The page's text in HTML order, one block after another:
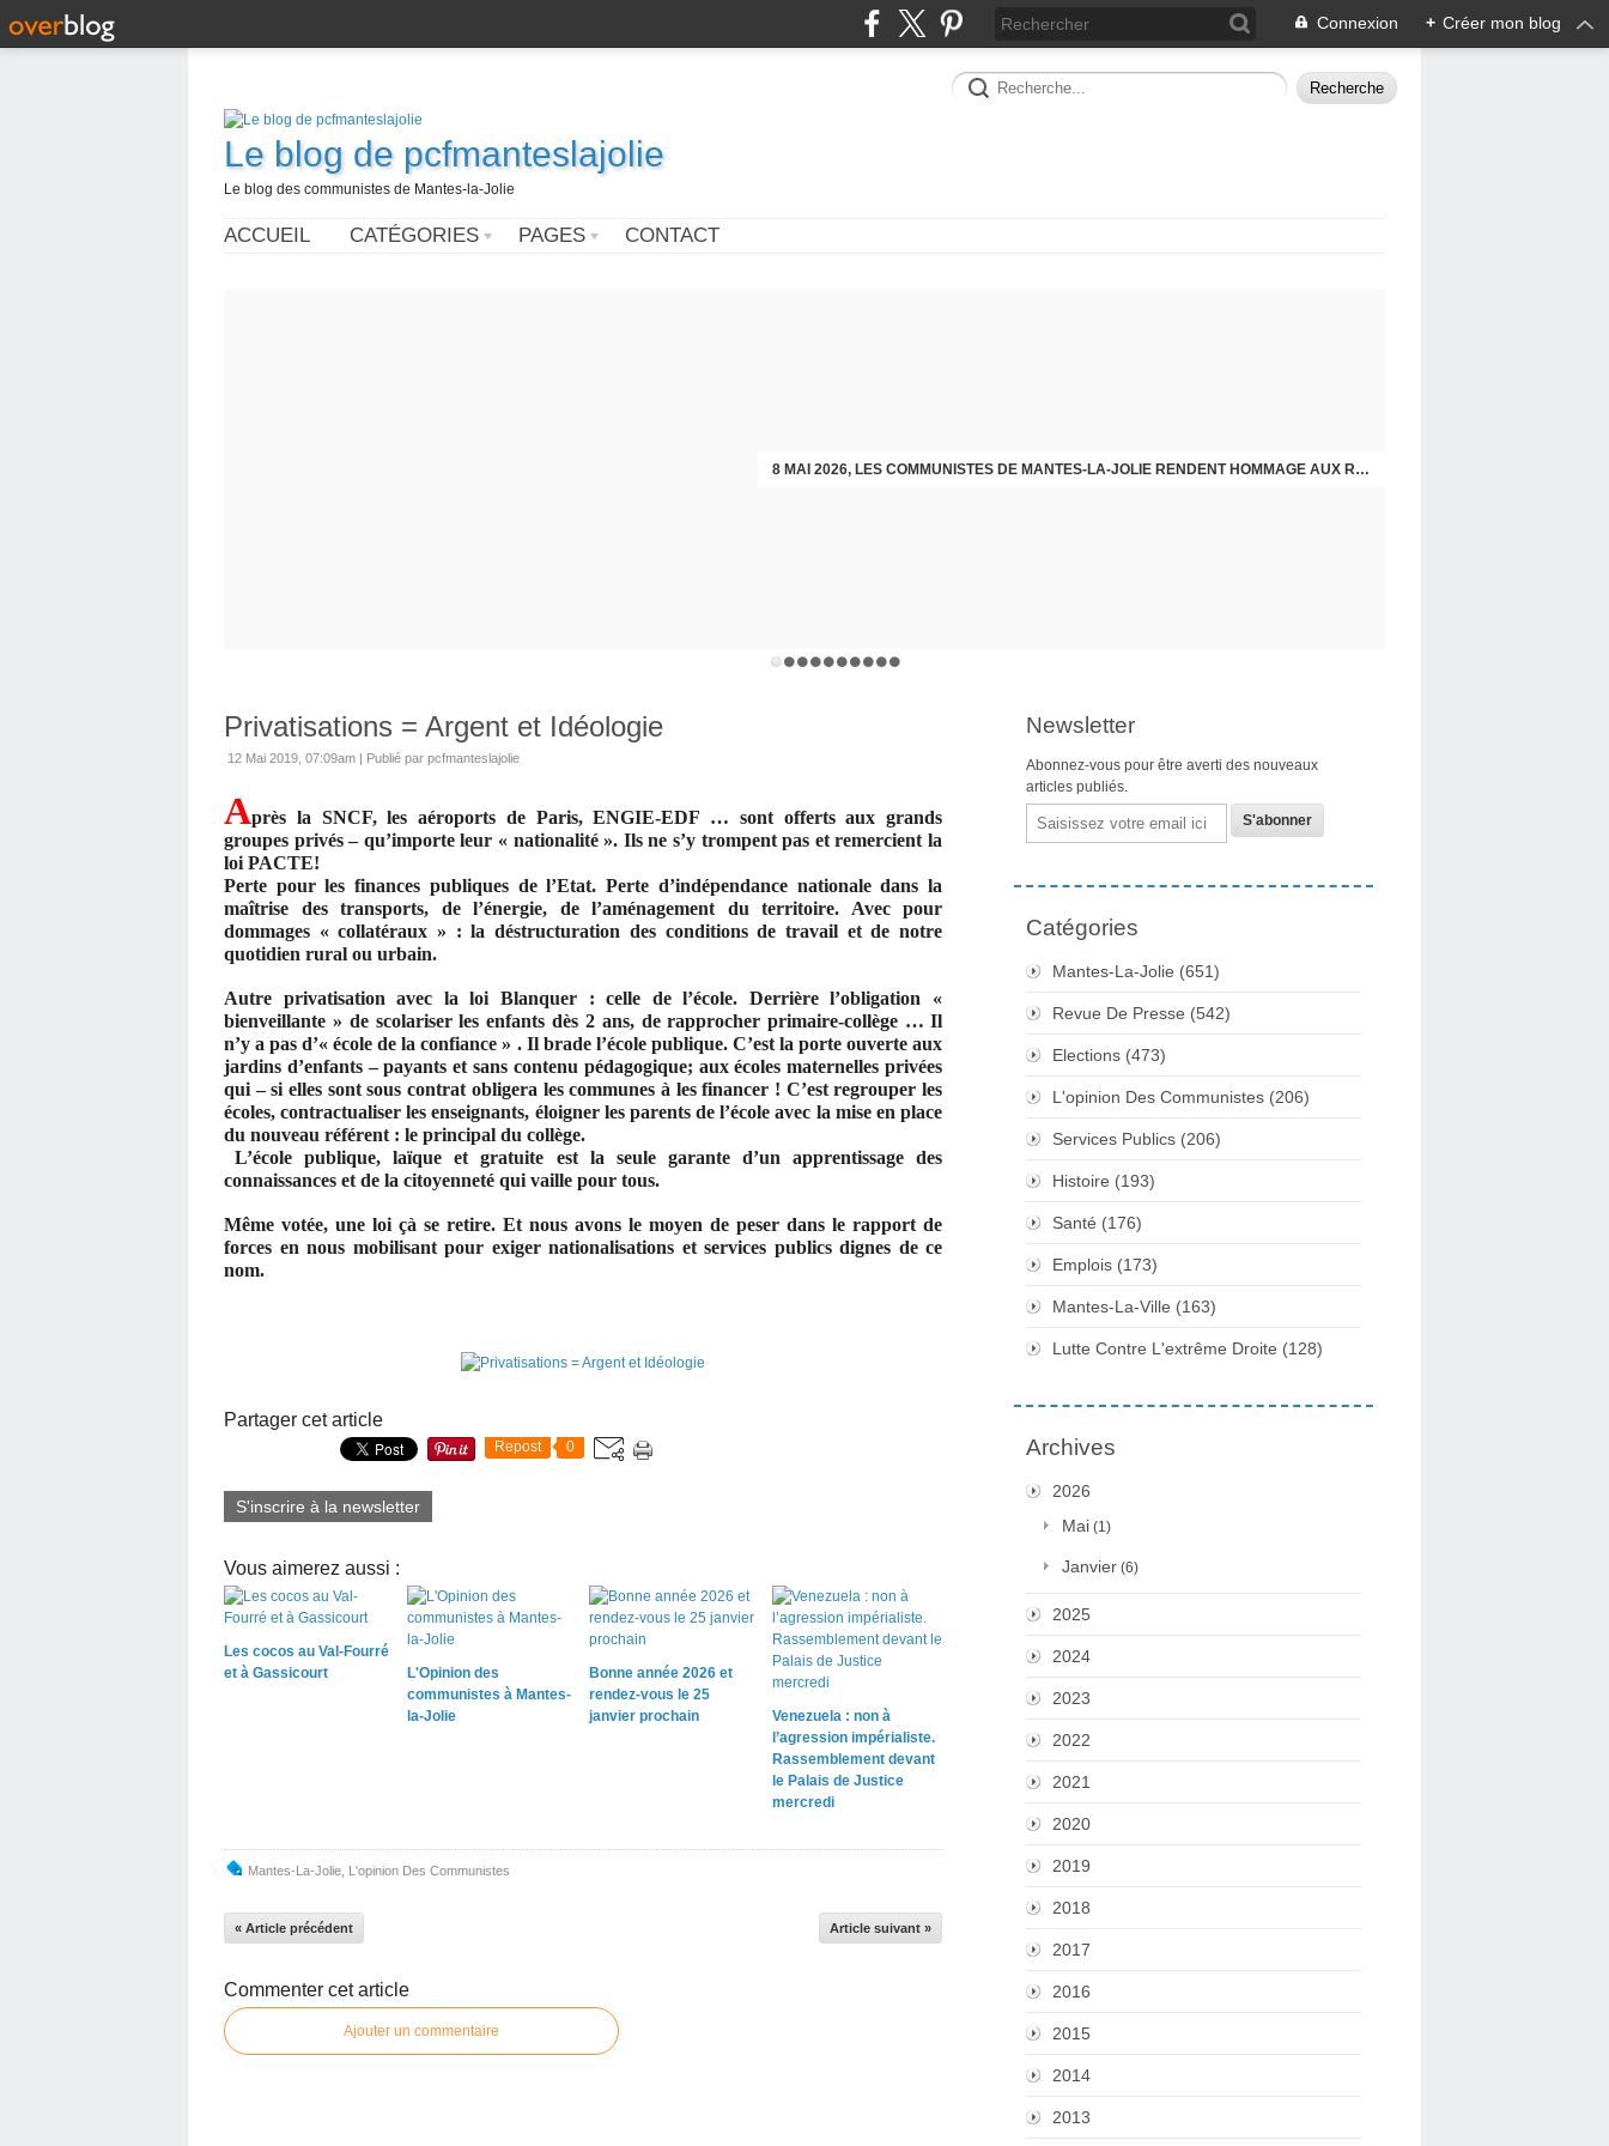
Connexion + Créer mon blog
Le blog de pcfmanteslajolie
Le blog des communistes de Mantes-la-Jolie
ACCUEIL CATÉGORIES PAGES CONTACT
8 MAI 2026, LES COMMUNISTES DE MANTES-LA-JOLIE RENDENT HOMMAGE AUX RÉSISTANTS.
VOEUX DES COMMUNISTES DIMANCHE DERNIER. COMPRENDRE POUR AGIR
Privatisations = Argent et Idéologie
12 Mai 2019, 07:09am | Publié par pcfmanteslajolie
Après la SNCF, les aéroports de Paris, ENGIE-EDF … sont offerts aux grands
groupes privés – qu’importe leur « nationalité ». Ils ne s’y trompent pas et remercient la
loi PACTE!
Perte pour les finances publiques de l’Etat. Perte d’indépendance nationale dans la
maîtrise des transports, de l’énergie, de l’aménagement du territoire. Avec pour
dommages « collatéraux » : la déstructuration des conditions de travail et de notre
quotidien rural ou urbain.
Autre privatisation avec la loi Blanquer : celle de l’école. Derrière l’obligation «
bienveillante » de scolariser les enfants dès 2 ans, de rapprocher primaire-collège … Il
n’y a pas d’« école de la confiance » . Il brade l’école publique. C’est la porte ouverte aux
jardins d’enfants – payants et sans contenu pédagogique; aux écoles maternelles privées
qui – si elles sont sous contrat obligera les communes à les financer ! C’est regrouper les
écoles, contractualiser les enseignants, éloigner les parents de l’école avec la mise en place
du nouveau référent : le principal du collège.
L’école publique, laïque et gratuite est la seule garante d’un apprentissage des
connaissances et de la citoyenneté qui vaille pour tous.
Même votée, une loi çà se retire. Et nous avons le moyen de peser dans le rapport de
forces en nous mobilisant pour exiger nationalisations et services publics dignes de ce
nom.
Partager cet article
Repost 0
S'inscrire à la newsletter
Vous aimerez aussi :
Les cocos au Val-Fourré
et à Gassicourt
L'Opinion des
communistes à Mantes-
la-Jolie
Bonne année 2026 et
rendez-vous le 25
janvier prochain
Venezuela : non à
l’agression impérialiste.
Rassemblement devant
le Palais de Justice
mercredi
Mantes-La-Jolie L'opinion Des Communistes
« Article précédent Article suivant »
Commenter cet article
Ajouter un commentaire
Newsletter
Abonnez-vous pour être averti des nouveaux
articles publiés.
Email
Catégories
Mantes-La-Jolie (651)
Revue De Presse (542)
Elections (473)
L'opinion Des Communistes (206)
Services Publics (206)
Histoire (193)
Santé (176)
Emplois (173)
Mantes-La-Ville (163)
Lutte Contre L'extrême Droite (128)
Archives
2026
Mai (1)
Janvier (6)
2025
2024
2023
2022
2021
2020
2019
2018
2017
2016
2015
2014
2013